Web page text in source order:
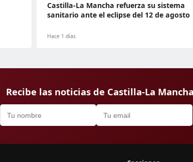
Castilla-La Mancha refuerza su sistema
sanitario ante el eclipse del 12 de agosto
Hace 1 días
Recibe las noticias de Castilla-La